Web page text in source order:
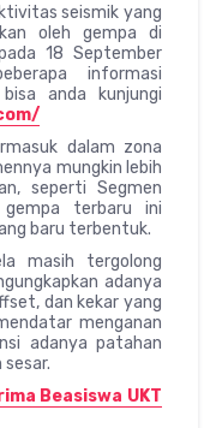
seismik yang
oleh gempa di
18 September
informasi
anda kunjungi
dalam zona
mungkin lebih
seperti Segmen
gempa terbaru ini
baru terbentuk.
masih tergolong
adanya
dan kekar yang
menganan
adanya patahan
Beasiswa UKT